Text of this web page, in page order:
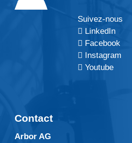
Suivez-nous
LinkedIn
Facebook
Instagram
Youtube
Contact
Arbor AG